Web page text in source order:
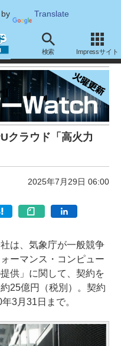
Translate
検索 Impressサイト
クラウド「高火力
2025年7月29日 06:00
は、気象庁が一般競争
ーマンス・コンピュー
供」に関して、契約を
25億円（税別）。契約
3月31日まで。